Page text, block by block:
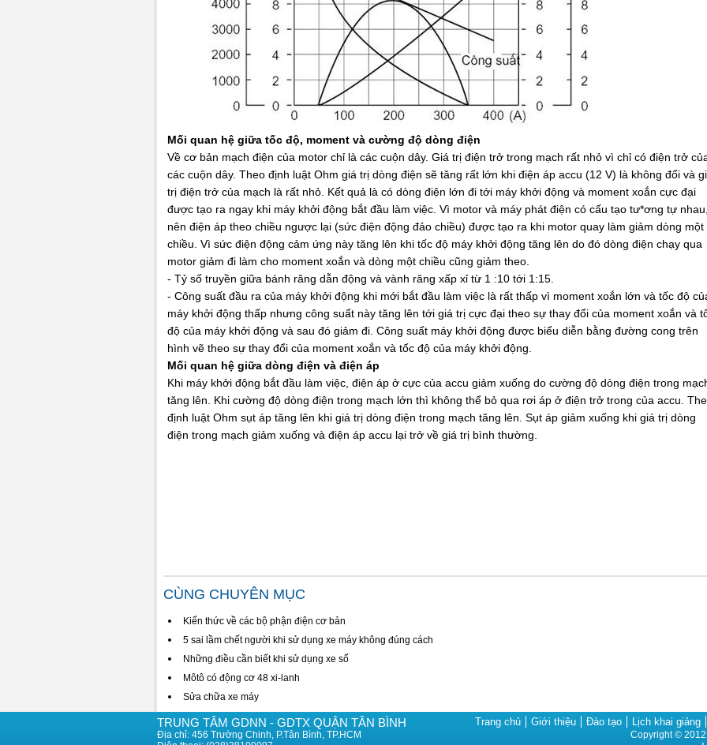
Mối quan hệ giữa tốc độ, moment và cường độ dòng điện
Về cơ bản mạch điện của motor chỉ là các cuộn dây. Giá trị điện trở trong mạch rất nhỏ vì chỉ có điện trở
các cuộn dây. Theo định luật Ohm giá trị dòng điện sẽ tăng rất lớn khi điện áp accu (12 V) là không đổi và
trị điện trở của mạch là rất nhỏ. Kết quả là có dòng điện lớn đi tới máy khởi động và moment xoắn cực đại
được tạo ra ngay khi máy khởi động bắt đầu làm việc. Vì motor và máy phát điện có cấu tạo tư*ơng tự nhau,
nên điện áp theo chiều ngược lại (sức điện động đảo chiều) được tạo ra khi motor quay làm giảm dòng một
chiều. Vì sức điện động cảm ứng này tăng lên khi tốc độ máy khởi động tăng lên do đó dòng điện chạy qua
motor giảm đi làm cho moment xoắn và dòng một chiều cũng giảm theo.
- Tỷ số truyền giữa bánh răng dẫn động và vành răng xấp xỉ từ 1 :10 tới 1:15.
- Công suất đầu ra của máy khởi động khi mới bắt đầu làm việc là rất thấp vì moment xoắn lớn và tốc độ
máy khởi động thấp nhưng công suất này tăng lên tới giá trị cực đại theo sự thay đổi của moment xoắn và
độ của máy khởi động và sau đó giảm đi. Công suất máy khởi động được biểu diễn bằng đường cong trên
hình vẽ theo sự thay đổi của moment xoắn và tốc độ của máy khởi động.
Mối quan hệ giữa dòng điện và điện áp
Khi máy khởi động bắt đầu làm việc, điện áp ở cực của accu giảm xuống do cường độ dòng điện trong
tăng lên. Khi cường độ dòng điện trong mạch lớn thì không thể bỏ qua rơi áp ở điện trở trong của accu.
định luật Ohm sụt áp tăng lên khi giá trị dòng điện trong mạch tăng lên. Sụt áp giảm xuống khi giá trị dòng
điện trong mạch giảm xuống và điện áp accu lại trở về giá trị bình thường.
CÙNG CHUYÊN MỤC
Kiến thức về các bộ phận điện cơ bản
5 sai lầm chết người khi sử dụng xe máy không đúng cách
Những điều cần biết khi sử dụng xe số
Môtô có động cơ 48 xi-lanh
Sửa chữa xe máy
TRUNG TÂM GDNN - GDTX QUẬN TÂN BÌNH
Địa chỉ: 456 Trường Chinh, P.Tân Bình, TP.HCM
Trang chủ Giới thiệu Đào tạo Lịch khai giảng
Copyright ©